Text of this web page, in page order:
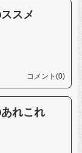
スメ
コメント(0)
あれこれ